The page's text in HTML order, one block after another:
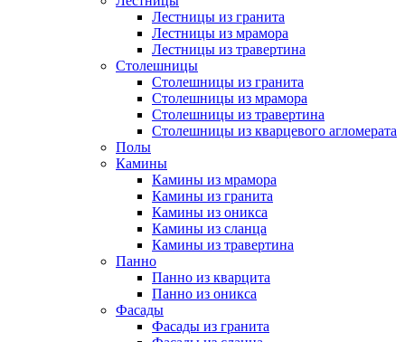
Лестницы из гранита
Лестницы из мрамора
Лестницы из травертина
Столешницы
Столешницы из гранита
Столешницы из мрамора
Столешницы из травертина
Столешницы из кварцевого агломерата
Полы
Камины
Камины из мрамора
Камины из гранита
Камины из оникса
Камины из сланца
Камины из травертина
Панно
Панно из кварцита
Панно из оникса
Фасады
Фасады из гранита